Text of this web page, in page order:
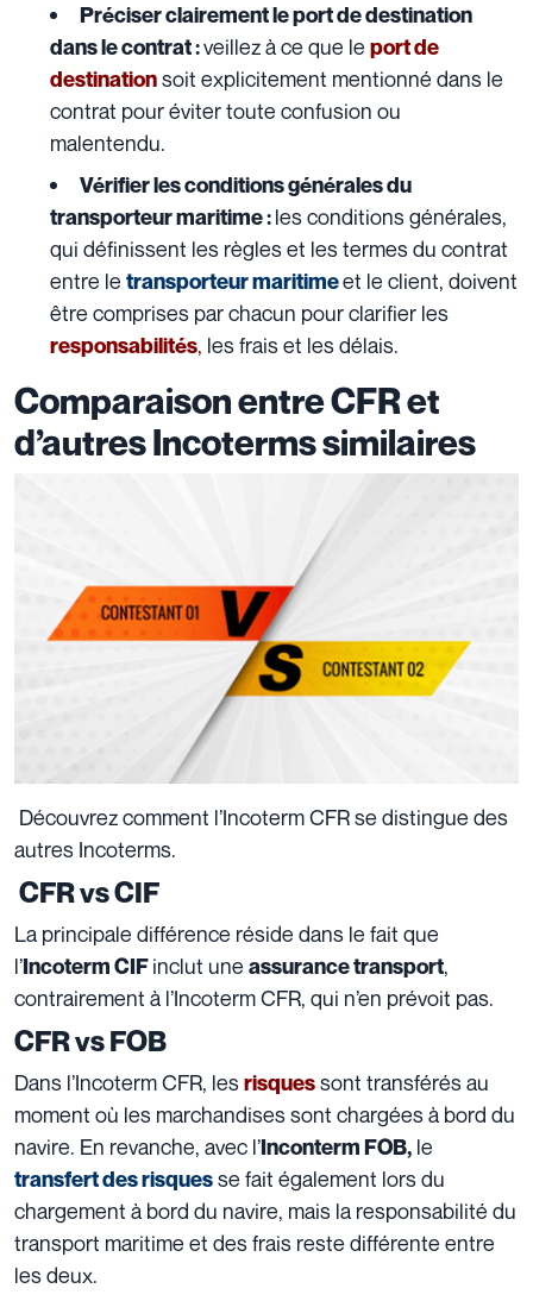
Préciser clairement le port de destination
dans le contrat :veillez à ce que le port de
destinationsoit explicitement mentionné dans le
contrat pour éviter toute confusion ou
malentendu.
Vérifier les conditions générales du
transporteur maritime :les conditions générales,
qui définissent les règles et les termes du contrat
entre le transporteur maritimeet le client, doivent
être comprises par chacun pour clarifier les
responsabilités, les frais et les délais.
Comparaison entre CFR et
d’autres Incoterms similaires
Découvrez comment l’Incoterm CFR se distingue des
autres Incoterms.
CFR vs CIF
La principale différence réside dans le fait que
l’Incoterm CIFinclut une assurance transport,
contrairement à l’Incoterm CFR, qui n’en prévoit pas.
CFR vs FOB
Dans l’Incoterm CFR, lesrisquessont transférés au
moment où les marchandises sont chargées à bord du
navire. En revanche, avec l’Inconterm FOB, le
transfert des risquesse fait également lors du
chargement à bord du navire, mais la responsabilité du
transport maritime et des frais reste différente entre
les deux.